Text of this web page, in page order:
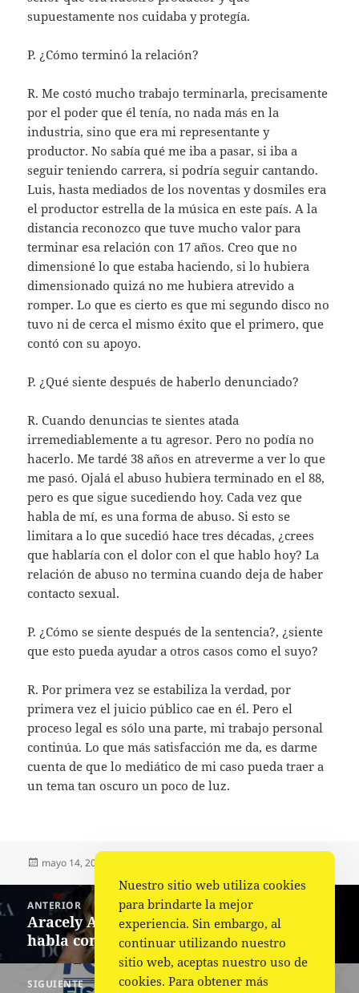
supuestamente nos cuidaba y protegía.
P. ¿Cómo terminó la relación?
R. Me costó mucho trabajo terminarla, precisamente
por el poder que él tenía, no nada más en la
industria, sino que era mi representante y
productor. No sabía qué me iba a pasar, si iba a
seguir teniendo carrera, si podría seguir cantando.
Luis, hasta mediados de los noventas y dosmiles era
el productor estrella de la música en este país. A la
distancia reconozco que tuve mucho valor para
terminar esa relación con 17 años. Creo que no
dimensioné lo que estaba haciendo, si lo hubiera
dimensionado quizá no me hubiera atrevido a
romper. Lo que es cierto es que mi segundo disco no
tuvo ni de cerca el mismo éxito que el primero, que
contó con su apoyo.
P. ¿Qué siente después de haberlo denunciado?
R. Cuando denuncias te sientes atada
irremediablemente a tu agresor. Pero no podía no
hacerlo. Me tardé 38 años en atreverme a ver lo que
me pasó. Ojalá el abuso hubiera terminado en el 88,
pero es que sigue sucediendo hoy. Cada vez que
habla de mí, es una forma de abuso. Si esto se
limitara a lo que sucedió hace tres décadas, ¿crees
que hablaría con el dolor con el que hablo hoy? La
relación de abuso no termina cuando deja de haber
contacto sexual.
P. ¿Cómo se siente después de la sentencia?, ¿siente
que esto pueda ayudar a otros casos como el suyo?
R. Por primera vez se estabiliza la verdad, por
primera vez el juicio público cae en él. Pero el
proceso legal es sólo una parte, mi trabajo personal
continúa. Lo que más satisfacción me da, es darme
cuenta de que lo mediático de mi caso pueda traer a
un tema tan oscuro un poco de luz.
Publicado
mayo 14, 2023
Navegación
de
entradas
ANTERIOR
Entrada
anterior:
Aracely Arámbula asegura que Luismi no
habla con sus hijos
SIGUIENTE
Nuestro sitio web utiliza cookies
para brindarte la mejor
experiencia. Sin embargo, al
continuar utilizando nuestro
sitio web, aceptas nuestro uso de
cookies. Para obtener más